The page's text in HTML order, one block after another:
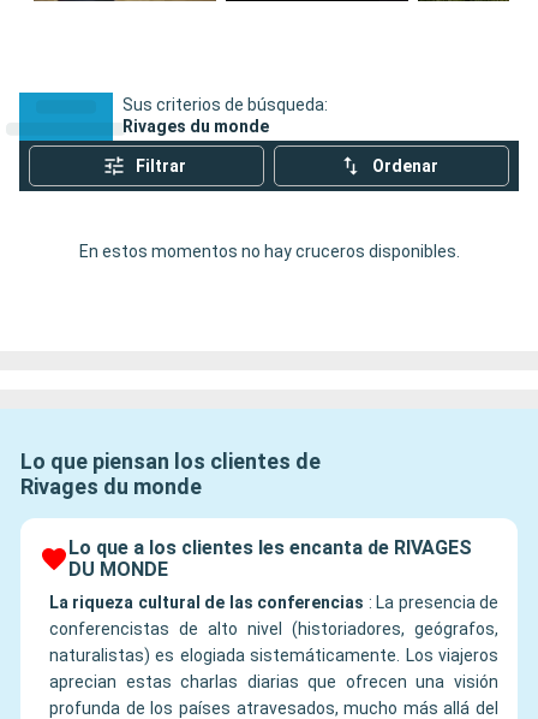
Sus criterios de búsqueda:
Rivages du monde
Filtrar Ordenar
En estos momentos no hay cruceros disponibles.
Lo que piensan los clientes de
Rivages du monde
Lo que a los clientes les encanta de RIVAGES
DU MONDE
La riqueza cultural de las conferencias : La presencia de
conferencistas de alto nivel (historiadores, geógrafos,
naturalistas) es elogiada sistemáticamente. Los viajeros
aprecian estas charlas diarias que ofrecen una visión
profunda de los países atravesados, mucho más allá del